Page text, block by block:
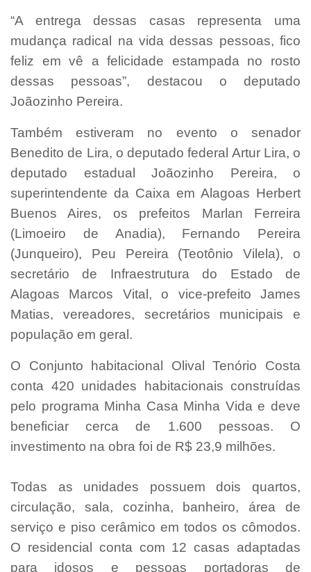
“A entrega dessas casas representa uma
mudança radical na vida dessas pessoas, fico
feliz em vê a felicidade estampada no rosto
dessas pessoas”, destacou o deputado
Joãozinho Pereira.
Também estiveram no evento o senador
Benedito de Lira, o deputado federal Artur Lira, o
deputado estadual Joãozinho Pereira, o
superintendente da Caixa em Alagoas Herbert
Buenos Aires, os prefeitos Marlan Ferreira
(Limoeiro de Anadia), Fernando Pereira
(Junqueiro), Peu Pereira (Teotônio Vilela), o
secretário de Infraestrutura do Estado de
Alagoas Marcos Vital, o vice-prefeito James
Matias, vereadores, secretários municipais e
população em geral.
O Conjunto habitacional Olival Tenório Costa
conta 420 unidades habitacionais construídas
pelo programa Minha Casa Minha Vida e deve
beneficiar cerca de 1.600 pessoas. O
investimento na obra foi de R$ 23,9 milhões.
Todas as unidades possuem dois quartos,
circulação, sala, cozinha, banheiro, área de
serviço e piso cerâmico em todos os cômodos.
O residencial conta com 12 casas adaptadas
para idosos e pessoas portadoras de